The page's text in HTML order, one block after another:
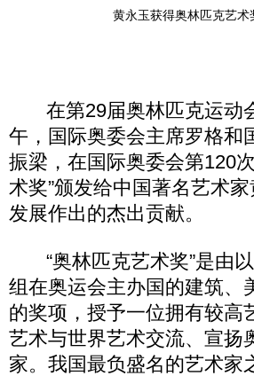
黄永玉获得奥林匹克艺术
在第29届奥林匹克运动
午，国际奥委会主席罗格和
振梁，在国际奥委会第120
术奖”颁发给中国著名艺术
发展作出的杰出贡献。
“奥林匹克艺术奖”是由以
组在奥运会主办国的建筑、
的奖项，授予一位拥有较高
艺术与世界艺术交流、宣扬
家。我国最负盛名的艺术家